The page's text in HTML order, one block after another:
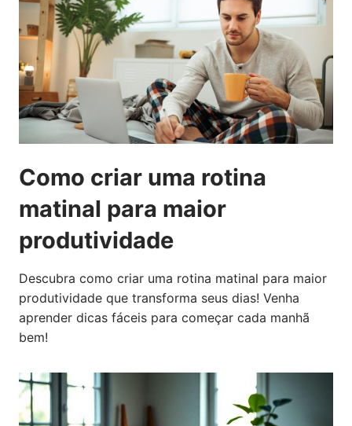
Como criar uma rotina
matinal para maior
produtividade
Descubra como criar uma rotina matinal para maior
produtividade que transforma seus dias! Venha
aprender dicas fáceis para começar cada manhã
bem!